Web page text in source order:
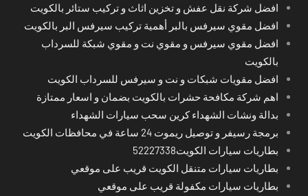
افضل شركة نقل عفش و تخزين اثاث و تركيب ستائر بالكويت
افضل مقوي سيرفس بالبر أهمية تركيب سيرفس البر بالكويت
افضل مقوي سيرفس و مقوي نت و مقوي شبكة للسرداب
بالكويت
افضل مقويات شبكات و نت و سيرفس للسرداب الكويت
اهم شركة مكافحة حشرات بالكويت بضمان و اسعار ممتازة
بدالة ونشات الشهداء كرين سحب سيارات الشهداء
برمجة رسيفر و توصيل ريموت 24 ساعة في محافظات الكويت
بطاريات سيارات الكويت52227338
بطاريات سيارات متنقل الكويت قريب على موقعي
بطاريات سيارات مكفولة قريب على موقعي